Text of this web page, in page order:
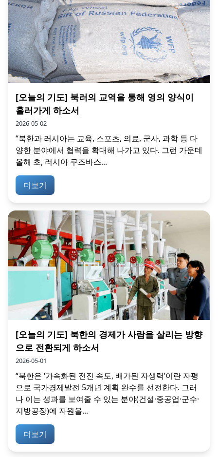
[오늘의 기도] 북러의 교역을 통해 영의 양식이
흘러가게 하소서
2026-05-02
“북한과 러시아는 교육, 스포츠, 의료, 군사, 과학 등 다
양한 분야에서 협력을 확대해 나가고 있다. 그런 가운데
올해 초, 러시아 쿠즈바스...
더보기
[오늘의 기도] 북한의 경제가 사람을 살리는 방향
으로 전환되게 하소서
2026-05-01
“북한은 ‘가속화된 전진 속도, 배가된 자생력’이란 자평
으로 국가경제발전 5개년 계획 완수를 선전한다. 그러
나 이는 성과를 보여줄 수 있는 분야(건설·중공업·군수·
지방공장)에 자원을...
더보기